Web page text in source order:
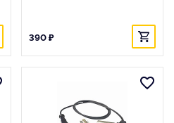
390 ₽